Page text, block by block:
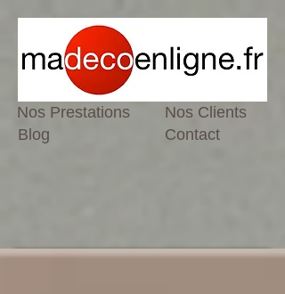
Blog
Nos Prestations
Contact
Nos Clients